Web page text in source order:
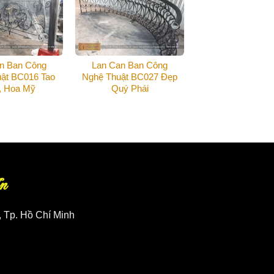
Ban Công
BC016 Tao
Hoa Mỹ
Lan Can Ban Công
Nghệ Thuật BC027 Đẹp
Quý Phái
Hồ Chí Minh